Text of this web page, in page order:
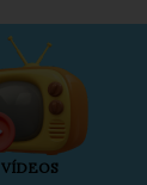
VÍDEOS